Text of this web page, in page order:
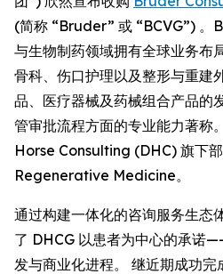
(简称 “Bruder” 或 “BCVG”) 。
与生物制药领域拥有全球业务布
骨科、伤口护理以及整形与重建
品、医疗器械及药械组合产品的
管审批流程方面的专业能力著称
Horse Consulting (DHC) 旗下
Regenerative Medicine。
通过构建一体化的咨询服务生态
了 DHCG 以患者为中心的承诺
发与商业化进程。 继近期成功完